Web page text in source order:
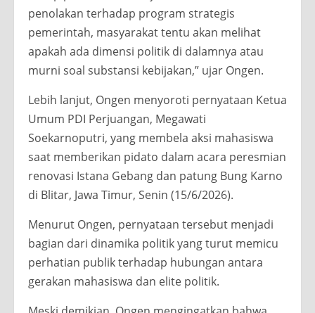
penolakan terhadap program strategis
pemerintah, masyarakat tentu akan melihat
apakah ada dimensi politik di dalamnya atau
murni soal substansi kebijakan,” ujar Ongen.
Lebih lanjut, Ongen menyoroti pernyataan Ketua
Umum PDI Perjuangan, Megawati
Soekarnoputri, yang membela aksi mahasiswa
saat memberikan pidato dalam acara peresmian
renovasi Istana Gebang dan patung Bung Karno
di Blitar, Jawa Timur, Senin (15/6/2026).
Menurut Ongen, pernyataan tersebut menjadi
bagian dari dinamika politik yang turut memicu
perhatian publik terhadap hubungan antara
gerakan mahasiswa dan elite politik.